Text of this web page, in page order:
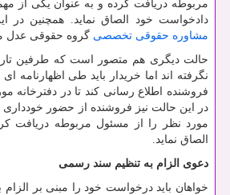
مربوطه دریافت کرده و به عنوان یکی از
دادخواست خود الصاق نماید. همچنین در
مشاوره حقوقی تخصصی گروه حقوقی عدل
حالت دیگری هم متصور است که طرفین
نگرفته اند اما خریدار باید طی
فروشنده اطلاع رسانی کند تا در دفترخانه
در این حالت نیز فروشنده از حضور خودداری
مورد نظر را از مسئول مربوطه دریافت
الصاق نماید.
دعوی الزام به تنظیم سند رسمی
خواهان باید درخواست خود را مبنی بر